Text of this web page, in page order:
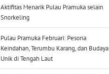
Aktifitas Menarik Pulau Pramuka selain
Snorkeling
Pulau Pramuka Februari: Pesona
Keindahan, Terumbu Karang, dan Budaya
Unik di Tengah Laut